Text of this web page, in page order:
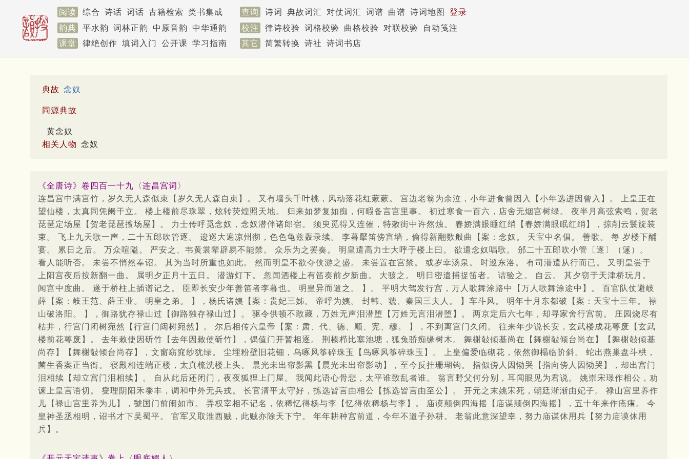
阅读 综合 诗话 词话 古籍检索 类书集成 查询 诗词 典故词汇 对仗词汇 词谱 曲谱 诗词地图
登录
韵典
平水韵 词林正韵 中原音韵 中华通韵 校注 律诗校验 词格校验 曲格校验 对联校验
自动笺注
课堂
律绝创作 填词入门 公开课 学习指南 其它 简繁转换 诗社 诗词书店
典故 念奴
同源典故
黄念奴
相关人物 念奴
《全唐诗》卷四百一十九〈连昌宫词〉
连昌宫中满宫竹，岁久无人森似束【岁久无人森自束】。 又有墙头千叶桃，风动落花红蔌蔌。 宫边老翁为余泣，小年进食曾因入【小年选进因曾入】。 上皇正在
望仙楼，太真同凭阑干立。 楼上楼前尽珠翠，炫转荧煌照天地。 归来如梦复如痴，何暇备言宫里事。 初过寒食一百六，店舍无烟宫树绿。 夜半月高弦索鸣，贺老
琵琶定场屋【贺老琵琶擅场屋】。 力士传呼觅念奴，念奴潜伴诸郎宿。 须臾觅得又连催，特敕街中许然烛。 春娇满眼睡红绡【春娇满眼眠红绡】，掠削云鬟旋装
束。 飞上九天歌一声，二十五郎吹管逐。 逡巡大遍凉州彻，色色龟兹轰录续。 李暮擪笛傍宫墙，偷得新翻数般曲【案：念奴。 天宝中名倡。 善歌。 每 岁楼下酺
宴。 累日之后。 万众喧隘。 严安之、韦黄裳辈辟易不能禁。 众乐为之罢奏。 明皇遣高力士大呼于楼上曰。 欲遣念奴唱歌。 邠二十五郎吹小管〔逐〕（篴）。
看人能听否。 未尝不悄然奉诏。 其为当时所重也如此。 然而明皇不欲夺侠游之盛。 未尝置在宫禁。 或岁幸汤泉。 时巡东洛。 有司潜遣从行而已。 又明皇尝于
上阳宫夜后按新翻一曲。 属明夕正月十五日。 潜游灯下。 忽闻酒楼上有笛奏前夕新曲。 大骇之。 明日密遣捕捉笛者。 诘验之。 自云。 其夕窃于天津桥玩月。
闻宫中度曲。 遂于桥柱上插谱记之。 臣即长安少年善笛者李暮也。 明皇异而遣之。 】。 平明大驾发行宫，万人歌舞涂路中【万人歌舞涂途中】。 百官队仗避岐
薛【案：岐王范、薛王业。 明皇之弟。 】，杨氏诸姨【案：贵妃三姊。 帝呼为姨。 封韩、虢、秦国三夫人。 】车斗风。 明年十月东都破【案：天宝十三年。 禄
山破洛阳。 】，御路犹存禄山过【御路独存禄山过】。 驱令供顿不敢藏，万姓无声泪潜堕【万姓无言泪潜堕】。 两京定后六七年，却寻家舍行宫前。 庄园烧尽有
枯井，行宫门闭树宛然【行宫门闼树宛然】。 尔后相传六皇帝【案：肃、代、德、顺、宪、穆。 】，不到离宫门久闭。 往来年少说长安，玄武楼成花萼废【玄武
楼前花萼废】。 去年敕使因斫竹【去年因敕使斫竹】，偶值门开暂相逐。 荆榛栉比塞池塘，狐兔骄痴缘树木。 舞榭敧倾基尚在【舞榭敧倾台尚在】【舞榭敧倾基
尚存】【舞榭敧倾台尚存】，文窗窈窕纱犹绿。 尘埋粉壁旧花钿，乌啄风筝碎珠玉【鸟啄风筝碎珠玉】。 上皇偏爱临砌花，依然御榻临阶斜。 蛇出燕巢盘斗栱，
菌生香案正当衙。 寝殿相连端正楼，太真梳洗楼上头。 晨光未出帘影黑【晨光未出帘影动】，至今反挂珊瑚钩。 指似傍人因恸哭【指向傍人因恸哭】，却出宫门
泪相续【却立宫门泪相续】。 自从此后还闭门，夜夜狐狸上门屋。 我闻此语心骨悲，太平谁致乱者谁。 翁言野父何分别，耳闻眼见为君说。 姚崇宋璟作相公，劝
谏上皇言语切。 燮理阴阳禾黍丰，调和中外无兵戎。 长官清平太守好，拣选皆言由相公【拣选皆言由至公】。 开元之末姚宋死，朝廷渐渐由妃子。 禄山宫里养作
儿【禄山宫里养为儿】，虢国门前闹如市。 弄权宰相不记名，依稀忆得杨与李【忆得依稀杨与李】。 庙谟颠倒四海摇【庙谋颠倒四海摇】，五十年来作疮痏。 今
皇神圣丞相明，诏书才下吴蜀平。 官军又取淮西贼，此贼亦除天下宁。 年年耕种宫前道，今年不遣子孙耕。 老翁此意深望幸，努力庙谋休用兵【努力庙谟休用
兵】。